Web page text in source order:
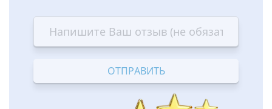
star
Terrible
stars
—
Bad
stars
—
OK
stars
—
Good
stars
—
Excellent